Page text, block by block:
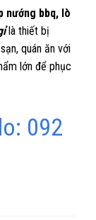
nướng bbq, lò
là thiết bị
quán ăn với
lớn để phục
092